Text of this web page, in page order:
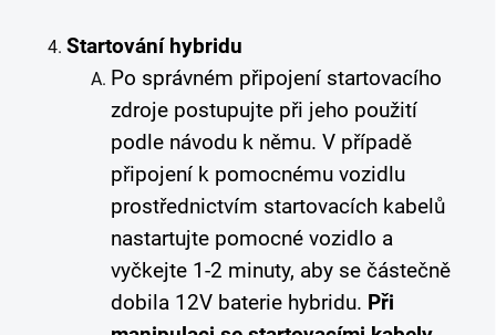
Startování hybridu
Po správném připojení startovacího
zdroje postupujte při jeho použití
podle návodu k němu. V případě
připojení k pomocnému vozidlu
prostřednictvím startovacích kabelů
nastartujte pomocné vozidlo a
vyčkejte 1-2 minuty, aby se částečně
dobila 12V baterie hybridu. Při